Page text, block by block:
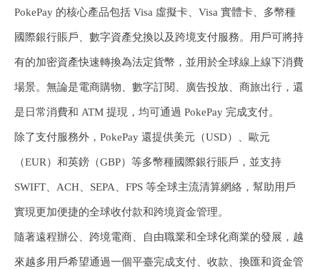
PokePay 的核心產品包括 Visa 虛擬卡、Visa 實體卡、多幣種
國際銀行賬戶、數字資產兌換以及跨境支付服務。用戶可將持
有的加密資產快速轉換為法定貨幣，並用於全球線上線下消費
場景。無論是電商購物、數字訂閱、廣告投放、商旅出行，還
是日常消費和 ATM 提現，均可通過 PokePay 完成支付。
除了支付服務外，PokePay 還提供美元（USD）、歐元
（EUR）和英鎊（GBP）等多幣種國際銀行賬戶，並支持
SWIFT、ACH、SEPA、FPS 等全球主流清算網絡，幫助用戶
實現更加便捷的全球收付款和跨境資金管理。
隨著遠程辦公、跨境電商、自由職業和全球化商業的發展，越
來越多用戶希望通過一個平臺完成支付、收款、換匯和資金管